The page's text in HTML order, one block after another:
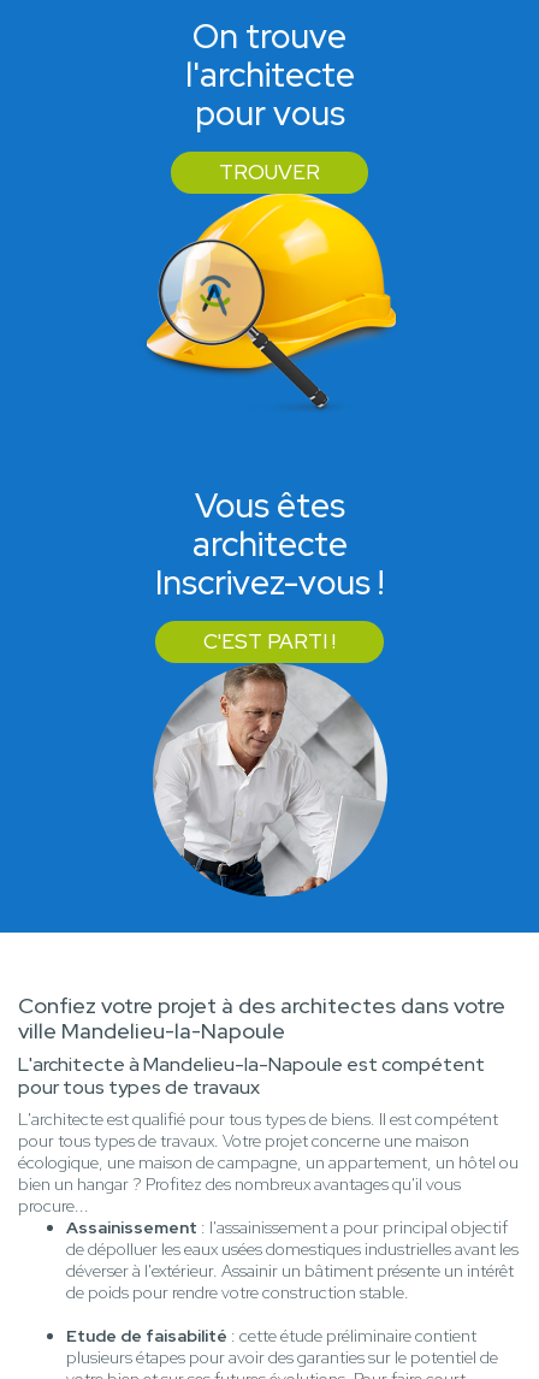
On trouve
l'architecte
pour vous
TROUVER
Vous êtes
architecte
Inscrivez-vous !
C'EST PARTI !
Confiez votre projet à des architectes dans votre
ville Mandelieu-la-Napoule
L'architecte à Mandelieu-la-Napoule est compétent
pour tous types de travaux
L'architecte est qualifié pour tous types de biens. Il est compétent
pour tous types de travaux. Votre projet concerne une maison
écologique, une maison de campagne, un appartement, un hôtel ou
bien un hangar ? Profitez des nombreux avantages qu'il vous
procure...
Assainissement : l'assainissement a pour principal objectif
de dépolluer les eaux usées domestiques industrielles avant les
déverser à l'extérieur. Assainir un bâtiment présente un intérêt
de poids pour rendre votre construction stable.
Etude de faisabilité : cette étude préliminaire contient
plusieurs étapes pour avoir des garanties sur le potentiel de